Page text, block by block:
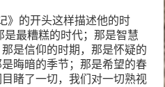
》的开头这样描述他的时
最糟糕的时代；那是智慧
是信仰的时期，那是怀疑的
晦暗的季节；那是希望的春
睹了一切，我们对一切熟视